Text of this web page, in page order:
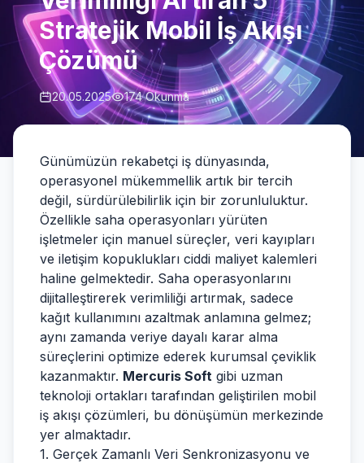
Stratejik Mobil İş Akışı
Çözümü
20.05.2025 174 Okunma
Günümüzün rekabetçi iş dünyasında,
operasyonel mükemmellik artık bir tercih
değil, sürdürülebilirlik için bir zorunluluktur.
Özellikle saha operasyonları yürüten
işletmeler için manuel süreçler, veri kayıpları
ve iletişim kopuklukları ciddi maliyet kalemleri
haline gelmektedir. Saha operasyonlarını
dijitalleştirerek verimliliği artırmak, sadece
kağıt kullanımını azaltmak anlamına gelmez;
aynı zamanda veriye dayalı karar alma
süreçlerini optimize ederek kurumsal çeviklik
kazanmaktır. Mercuris Soft gibi uzman
teknoloji ortakları tarafından geliştirilen mobil
iş akışı çözümleri, bu dönüşümün merkezinde
yer almaktadır.
1. Gerçek Zamanlı Veri Senkronizasyonu ve